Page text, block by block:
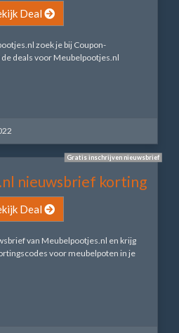
Deal
zoek je bij Coupon-
deals voor Meubelpootjes.nl
Gratis inschrijven nieuwsbrief
nieuwsbrief korting
Deal
van Meubelpootjes.nl en krijg
voor meubelpoten in je